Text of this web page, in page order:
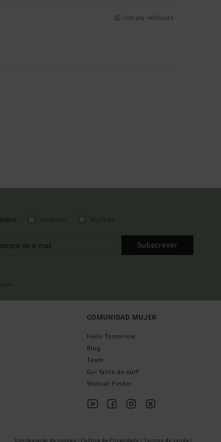
Compra verificada
Subscrever
COMUNIDAD MUJER
Hello Tomorrow
Blog
Team
Gui fatos de surf
Wetsuit Finder
Configuração de cookies | Política de Privacidade | Termos de venda |